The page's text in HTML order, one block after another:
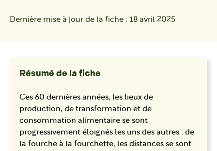
Dernière mise à jour de la fiche : 18 avril 2025
Résumé de la fiche
Ces 60 dernières années, les lieux de
production, de transformation et de
consommation alimentaire se sont
progressivement éloignés les uns des autres : de
la fourche à la fourchette, les distances se sont